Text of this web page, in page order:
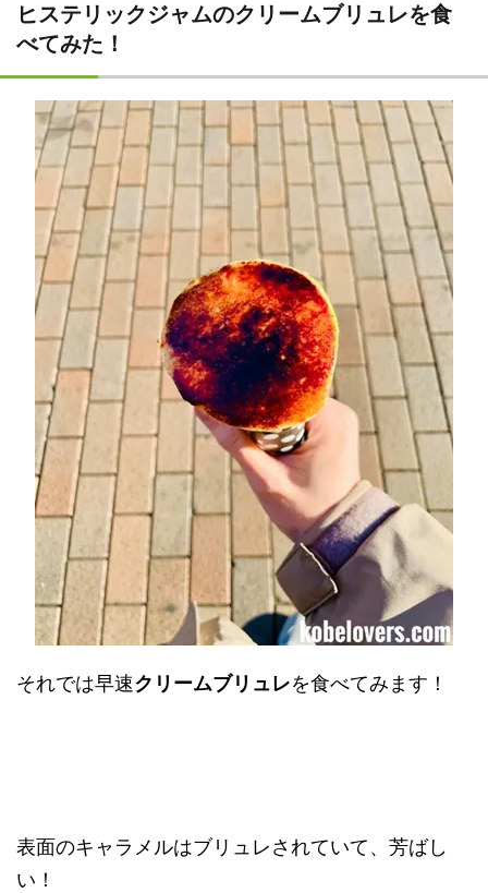
ヒステリックジャムのクリームブリュレを食
べてみた！
それでは早速クリームブリュレを食べてみます！
表面のキャラメルはブリュレされていて、芳ばし
い！